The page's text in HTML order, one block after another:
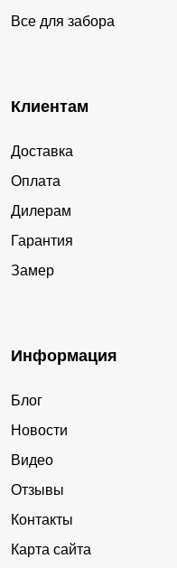
Все для забора
Клиентам
Доставка
Оплата
Дилерам
Гарантия
Замер
Информация
Блог
Новости
Видео
Отзывы
Контакты
Карта сайта